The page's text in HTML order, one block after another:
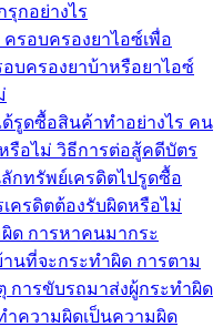
กอย่างไร
รอบครองยาไอซ์เพื่อ
บครองยาบ้าหรือยาไอซ์
รูดซื้อสินค้าทำอย่างไร คน
รือไม่ วิธีการต่อสู้คดีบัตร
กทรัพย์เครดิตไปรูดซื้อ
ครดิตต้องรับผิดหรือไม่
ด การหาคนมากระ
นที่จะกระทำผิด การตาม
การขับรถมาส่งผู้กระทำผิด
ความผิดเป็นความผิด